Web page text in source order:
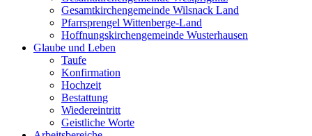
Gesamtkirchengemeinde Wilsnack Land
Pfarrsprengel Wittenberge-Land
Hoffnungskirchengemeinde Wusterhausen
Glaube und Leben
Taufe
Konfirmation
Hochzeit
Bestattung
Wiedereintritt
Geistliche Worte